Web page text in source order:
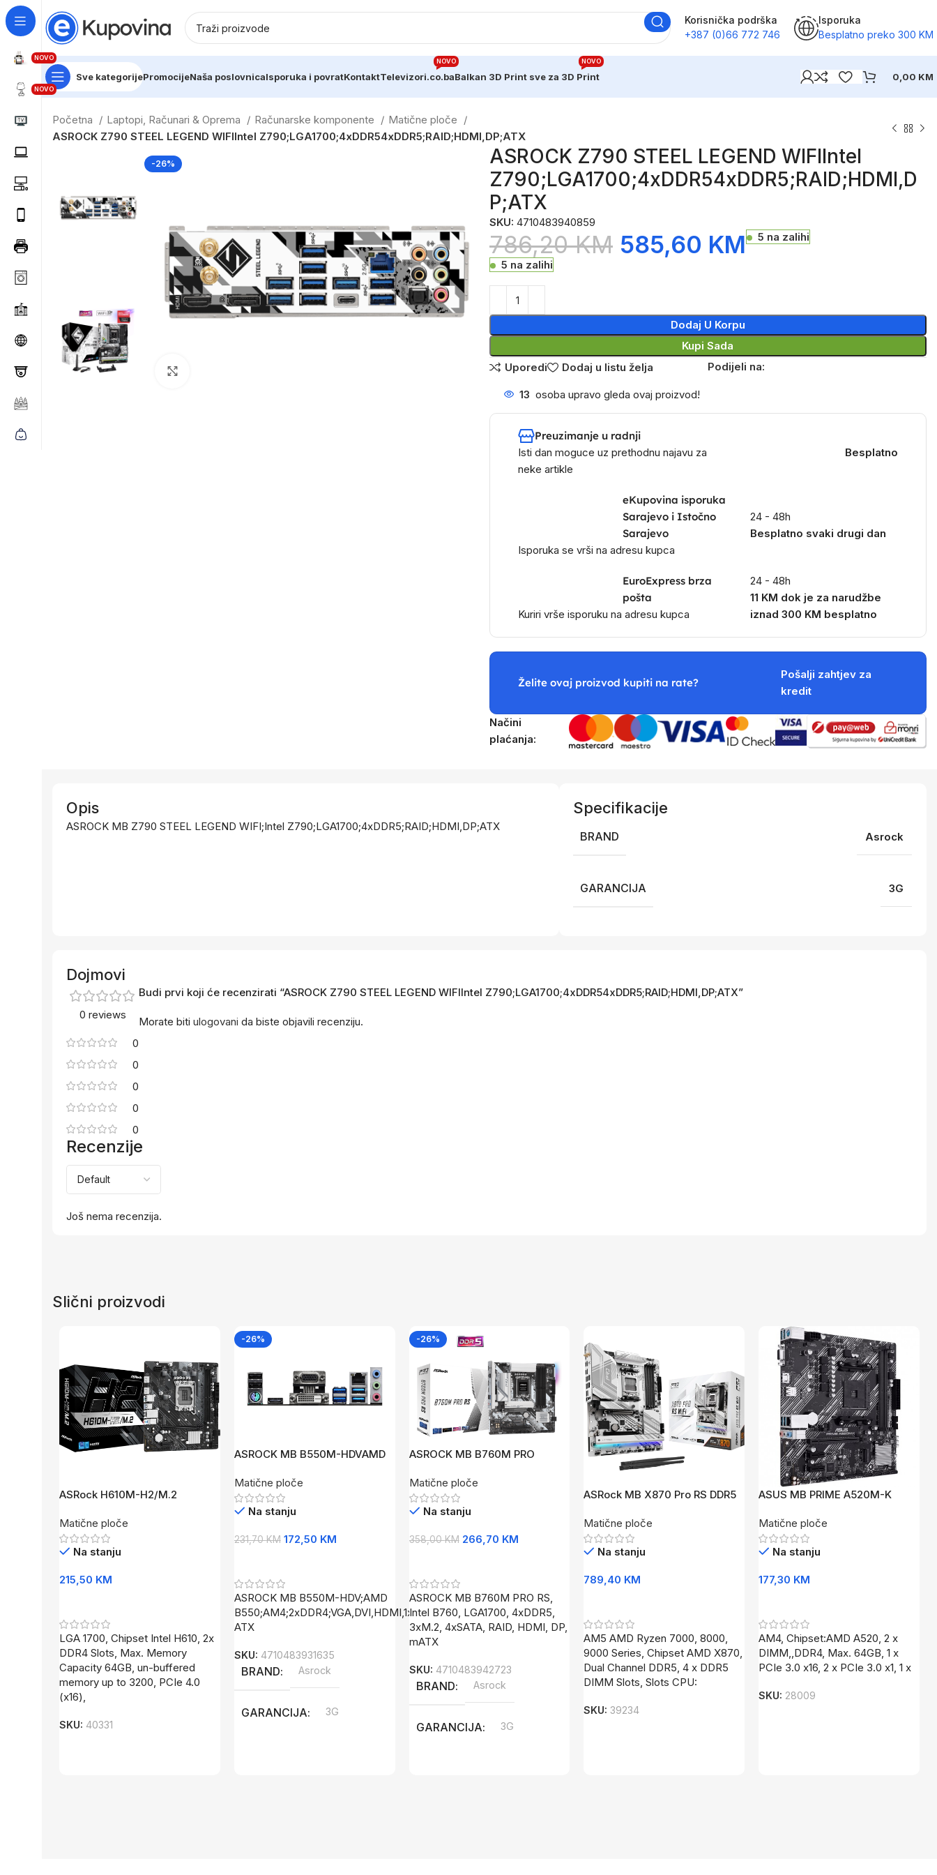
NOVO
NOVO
Korisnička podrška
+387 (0)66 772 746
Isporuka
Besplatno preko 300 KM
Sve kategorijePromocijeNaša poslovnicaIsporuka i povratKontaktTelevizori.co.ba
NOVO
Balkan 3D Print sve za 3D Print
NOVO
0,00 KM
Početna Laptopi, Računari & Oprema Računarske komponente
Matične ploče
ASROCK Z790 STEEL LEGEND WIFIIntel Z790;LGA1700;4xDDR54xDDR5;RAID;HDMI,DP;ATX
-26%
ASROCK Z790 STEEL LEGEND WIFIIntel
Z790;LGA1700;4xDDR54xDDR5;RAID;HDMI,D
P;ATX
SKU: 4710483940859
786,20KM 585,60 KM 5 na zalihi
5 na zalihi
Dodaj U Korpu
Kupi Sada
Uporedi
Dodaj u listu želja Podijeli na:
13 osoba upravo gleda ovaj proizvod!
Preuzimanje u radnji
Isti dan moguce uz prethodnu najavu za
neke artikle
Besplatno
eKupovina isporuka
Sarajevo i Istočno
Sarajevo
Isporuka se vrši na adresu kupca
24 - 48h
Besplatno svaki drugi dan
EuroExpress brza
pošta
Kuriri vrše isporuku na adresu kupca
24 - 48h
11 KM dok je za narudžbe
iznad 300 KM besplatno
Želite ovaj proizvod kupiti na rate?
Pošalji zahtjev za
kredit
Načini
plaćanja:
Opis
ASROCK MB Z790 STEEL LEGEND WIFI;Intel Z790;LGA1700;4xDDR5;RAID;HDMI,DP;ATX
Specifikacije
BRAND Asrock
GARANCIJA 3G
Dojmovi
0 reviews
0
0
0
0
0
Recenzije
Još nema recenzija.
Budi prvi koji će recenzirati “ASROCK Z790 STEEL LEGEND WIFIIntel Z790;LGA1700;4xDDR54xDDR5;RAID;HDMI,DP;ATX”
Morate biti ulogovani da biste objavili recenziju.
Slični proizvodi
ASRock H610M-H2/M.2
Matične ploče
Na stanju
215,50 KM
LGA 1700, Chipset Intel H610, 2x
DDR4 Slots, Max. Memory
Capacity 64GB, un-buffered
memory up to 3200, PCIe 4.0
(x16),
SKU: 40331
-26%
ASROCK MB B550M-HDVAMD
MI,1xM.2;micro ATX
Matične ploče
Na stanju
231,70KM 172,50 KM
ASROCK MB B550M-HDV;AMD
B550;AM4;2xDDR4;VGA,DVI,HDMI,1xM.2;micro
ATX
SKU: 4710483931635
BRAND Asrock
GARANCIJA 3G
-26%
ASROCK MB B760M PRO
4xDDR53xM.2, 4xSATA, RAID,
HDMI, DP, mATX
Matične ploče
Na stanju
358,00KM 266,70 KM
ASROCK MB B760M PRO RS,
Intel B760, LGA1700, 4xDDR5,
3xM.2, 4xSATA, RAID, HDMI, DP,
mATX
SKU: 4710483942723
BRAND Asrock
GARANCIJA 3G
ASRock MB X870 Pro RS DDR5
Matične ploče
Na stanju
789,40 KM
AM5 AMD Ryzen 7000, 8000,
9000 Series, Chipset AMD X870,
Dual Channel DDR5, 4 x DDR5
DIMM Slots, Slots CPU:
SKU:39234
ASUS MB PRIME A520M-K
Matične ploče
Na stanju
177,30 KM
AM4, Chipset:AMD A520, 2 x
DIMM,,DDR4, Max. 64GB, 1 x
PCIe 3.0 x16, 2 x PCIe 3.0 x1, 1 x
SKU: 28009